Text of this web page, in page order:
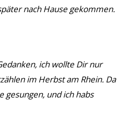
nach Hause gekommen.
ich wollte Dir nur
im Herbst am Rhein. Da
gesungen, und ich habs